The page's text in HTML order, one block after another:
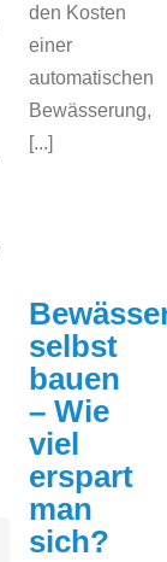
den Kosten
einer
automatischen
Bewässerung,
[...]
selbst
bauen
– Wie
viel
erspart
man
sich?